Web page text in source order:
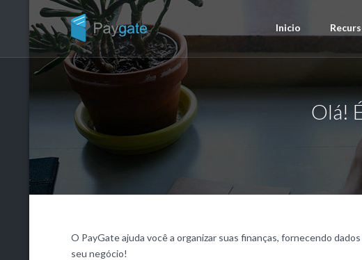
Inicio
Olá!
O PayGate ajuda você a organizar suas finanças, fornecendo
seu negócio!